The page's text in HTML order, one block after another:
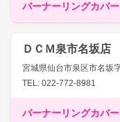
バーナーリングカバ
ＤＣＭ泉市名坂店
宮城県仙台市泉区市名坂
TEL: 022-772-8981
バーナーリングカバ